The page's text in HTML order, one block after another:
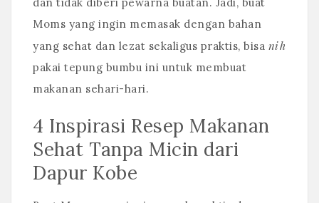
dan tidak diberi pewarna buatan. Jadi, buat
Moms yang ingin memasak dengan bahan
yang sehat dan lezat sekaligus praktis, bisa nih
pakai tepung bumbu ini untuk membuat
makanan sehari-hari.
4 Inspirasi Resep Makanan
Sehat Tanpa Micin dari
Dapur Kobe